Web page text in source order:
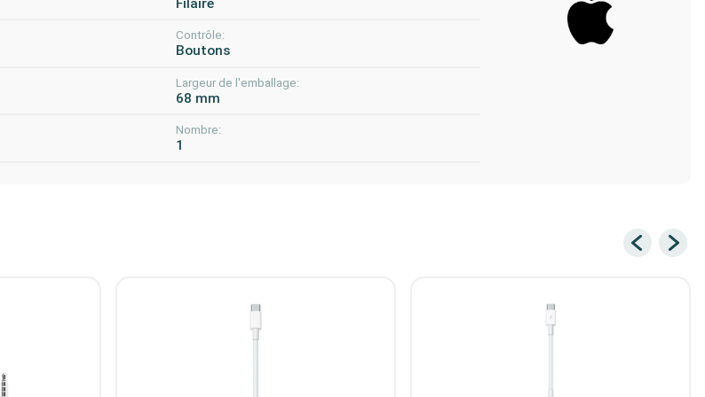
Filaire
Contrôle:
Boutons
Largeur de l'emballage:
68 mm
Nombre:
1